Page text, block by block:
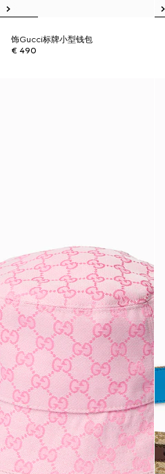
饰Gucci标牌小型钱包
€ 490